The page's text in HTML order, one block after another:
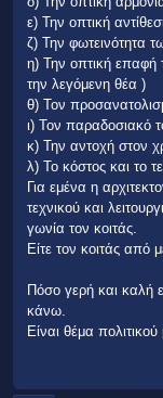
ε) Την οπτική
ζ) Την φωτεινότητα
η) Την οπτική επαφή
την λεγόμενη θέα )
θ) Τον
ι) Τον παραδοσιακό
κ) Την αντοχή στον
λ) Το κόστος και το
Για εμένα η
τεχνικού και
γωνία τον κοιτάς.
Είτε τον κοιτάς από
Πόσο γερή και καλή
κάνω.
Είναι θέμα